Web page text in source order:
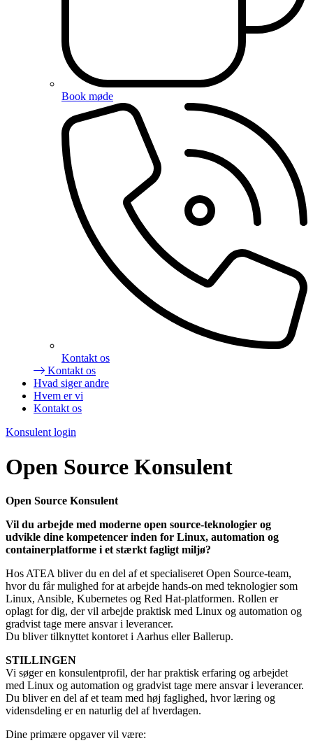
Book møde
Kontakt os
Kontakt os
Hvad siger andre
Hvem er vi
Kontakt os
Konsulent login
Open Source Konsulent
Open Source Konsulent
Vil du arbejde med moderne open source-teknologier og
udvikle dine kompetencer inden for Linux, automation og
containerplatforme i et stærkt fagligt miljø?
Hos ATEA bliver du en del af et specialiseret Open Source-team,
hvor du får mulighed for at arbejde hands-on med teknologier som
Linux, Ansible, Kubernetes og Red Hat-platformen. Rollen er
oplagt for dig, der vil arbejde praktisk med Linux og automation og
gradvist tage mere ansvar i leverancer.
Du bliver tilknyttet kontoret i Aarhus eller Ballerup.
STILLINGEN
Vi søger en konsulentprofil, der har praktisk erfaring og arbejdet
med Linux og automation og gradvist tage mere ansvar i leverancer.
Du bliver en del af et team med høj faglighed, hvor læring og
vidensdeling er en naturlig del af hverdagen.
Dine primære opgaver vil være: